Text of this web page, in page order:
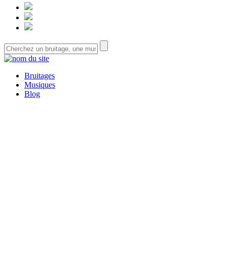
Bruitages
Musiques
Blog